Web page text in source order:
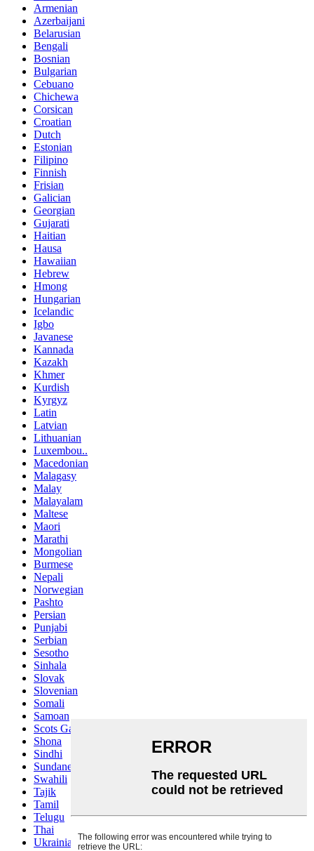
Armenian
Azerbaijani
Belarusian
Bengali
Bosnian
Bulgarian
Cebuano
Chichewa
Corsican
Croatian
Dutch
Estonian
Filipino
Finnish
Frisian
Galician
Georgian
Gujarati
Haitian
Hausa
Hawaiian
Hebrew
Hmong
Hungarian
Icelandic
Igbo
Javanese
Kannada
Kazakh
Khmer
Kurdish
Kyrgyz
Latin
Latvian
Lithuanian
Luxembou..
Macedonian
Malagasy
Malay
Malayalam
Maltese
Maori
Marathi
Mongolian
Burmese
Nepali
Norwegian
Pashto
Persian
Punjabi
Serbian
Sesotho
Sinhala
Slovak
Slovenian
Somali
Samoan
Scots Gaelic
Shona
Sindhi
Sundanese
Swahili
Tajik
Tamil
Telugu
Thai
Ukrainian